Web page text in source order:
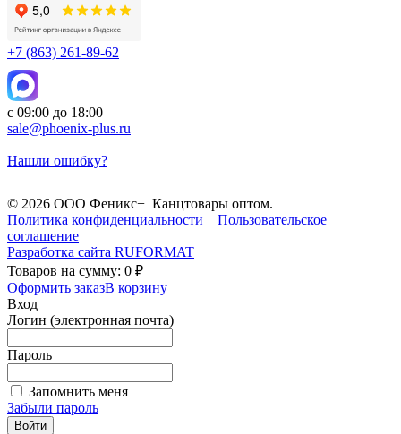
+7 (863) 261-89-62
с 09:00 до 18:00
sale@phoenix-plus.ru
Нашли ошибку?
© 2026 ООО Феникс+ Канцтовары оптом.
Политика конфиденциальности
Пользовательское
соглашение
Разработка сайта RUFORMAT
Товаров на сумму: 0 ₽
Оформить заказВ корзину
Вход
Логин (электронная почта)
Пароль
Запомнить меня
Забыли пароль
Войти